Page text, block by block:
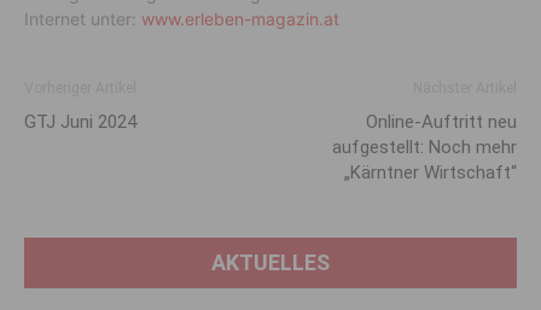
Internet unter: www.erleben-magazin.at
GTJ Juni 2024
Online-Auftritt neu
aufgestellt: Noch mehr
„Kärntner Wirtschaft“
AKTUELLES